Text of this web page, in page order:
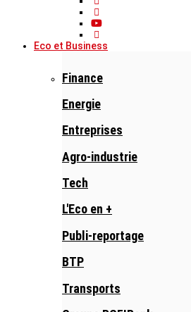
Eco et Business
Finance
Energie
Entreprises
Agro-industrie
Tech
L'Eco en +
Publi-reportage
BTP
Transports